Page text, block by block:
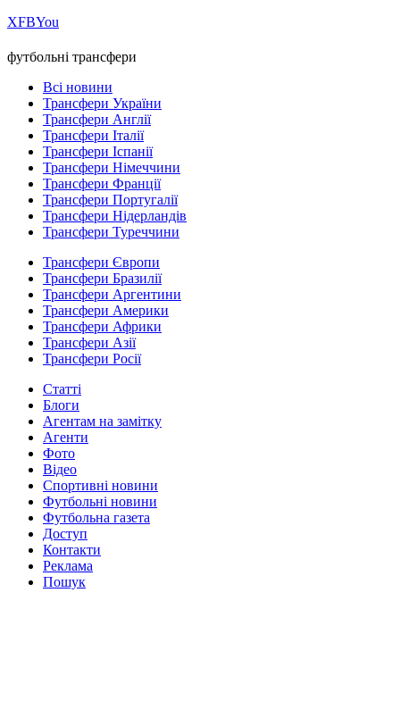
ХFBYou
футбольні трансфери
Всі новини
Трансфери України
Трансфери Англії
Трансфери Італії
Трансфери Іспанії
Трансфери Німеччини
Трансфери Франції
Трансфери Португалії
Трансфери Нідерландів
Трансфери Туреччини
Трансфери Європи
Трансфери Бразилії
Трансфери Аргентини
Трансфери Америки
Трансфери Африки
Трансфери Азії
Трансфери Росії
Статті
Блоги
Агентам на замітку
Агенти
Фото
Відео
Спортивні новини
Футбольні новини
Футбольна газета
Доступ
Контакти
Реклама
Пошук